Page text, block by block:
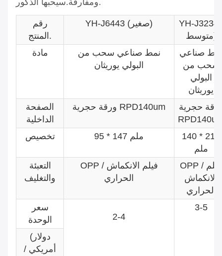
ومفارقة.سيحبها الذكور.
رقم
المنتج.
YH-J6443 (صغير)
YH-
متوسط)
مادة
نمط صناعي سحب من
البولي يوريثان
صناعي
سحب من
البولي
يوريثان
الصفحة
الداخلية
ورقة حجرية RPD140um
حجرية
تخصيص
95 * 147 ملم
140 * 215
ملم
التعبئة
والتغليف
OPP / فيلم الانكماش
الحراري
OPP / فيلم
الانكماش
الحراري
سعر
الوحدة
2-4
3-5
(دولار
أمريكي /